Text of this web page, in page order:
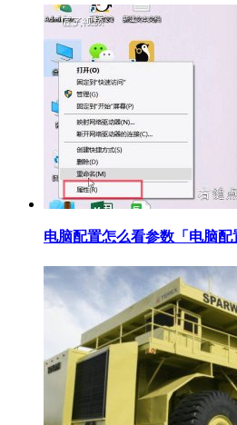
电脑配置怎么看参数「电脑配